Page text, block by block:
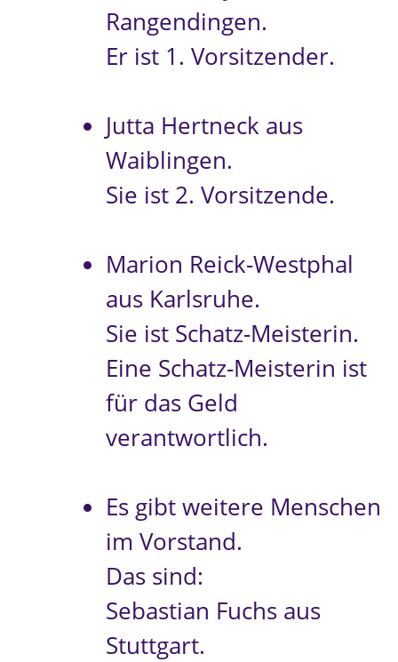
Rangendingen.
Er ist 1. Vorsitzender.
Jutta Hertneck aus
Waiblingen.
Sie ist 2. Vorsitzende.
Marion Reick-Westphal
aus Karlsruhe.
Sie ist Schatz-Meisterin.
Eine Schatz-Meisterin ist
für das Geld
verantwortlich.
Es gibt weitere Menschen
im Vorstand.
Das sind:
Sebastian Fuchs aus
Stuttgart.